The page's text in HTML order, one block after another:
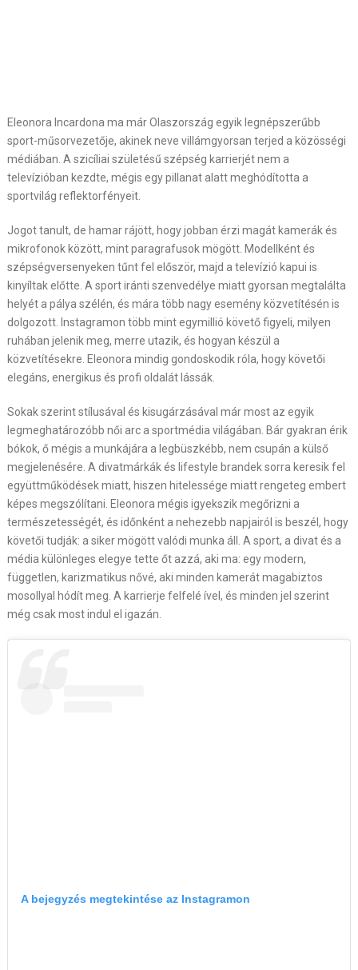
Eleonora Incardona ma már Olaszország egyik legnépszerűbb
sport-műsorvezetője, akinek neve villámgyorsan terjed a közösségi
médiában. A szicíliai születésű szépség karrierjét nem a
televízióban kezdte, mégis egy pillanat alatt meghódította a
sportvilág reflektorfényeit.
Jogot tanult, de hamar rájött, hogy jobban érzi magát kamerák és
mikrofonok között, mint paragrafusok mögött. Modellként és
szépségversenyeken tűnt fel először, majd a televízió kapui is
kinyíltak előtte. A sport iránti szenvedélye miatt gyorsan megtalálta
helyét a pálya szélén, és mára több nagy esemény közvetítésén is
dolgozott. Instagramon több mint egymillió követő figyeli, milyen
ruhában jelenik meg, merre utazik, és hogyan készül a
közvetítésekre. Eleonora mindig gondoskodik róla, hogy követői
elegáns, energikus és profi oldalát lássák.
Sokak szerint stílusával és kisugárzásával már most az egyik
legmeghatározóbb női arc a sportmédia világában. Bár gyakran érik
bókok, ő mégis a munkájára a legbüszkébb, nem csupán a külső
megjelenésére. A divatmárkák és lifestyle brandek sorra keresik fel
együttműködések miatt, hiszen hitelessége miatt rengeteg embert
képes megszólítani. Eleonora mégis igyekszik megőrizni a
természetességét, és időnként a nehezebb napjairól is beszél, hogy
követői tudják: a siker mögött valódi munka áll. A sport, a divat és a
média különleges elegye tette őt azzá, aki ma: egy modern,
független, karizmatikus nővé, aki minden kamerát magabiztos
mosollyal hódít meg. A karrierje felfelé ível, és minden jel szerint
még csak most indul el igazán.
A bejegyzés megtekintése az Instagramon